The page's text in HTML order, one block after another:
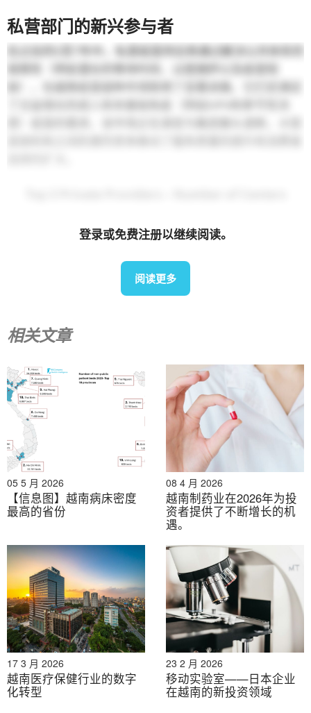
私营部门的新兴参与者
在过去的5至7年中，私营疫苗供应商通过解决公共体系的
局限性（例如漫长的等待时间、过度拥挤以及疫苗短
来源： DNS服务器
越南国家电力公司–全方位服务疫苗接种员
VNVC 目前占据越南私人疫苗接种市场的主导地位，市场
份额约为 46%。该公司运营着越南最大的疫苗接种网
络，在 34 个省市设有 206 个中心。在 Eco Pharma 和
Tam Anh 综合医院的支持下，VNVC 受益于强大的医疗
保健生态系统，使其能够快速扩张，同时保持服务质量并
赢得消费者的信任。
登录或免费注册以继续阅读。
阅读更多
相关文章
05 5 月 2026
【信息图】越南病床密度
最高的省份
08 4 月 2026
越南制药业在2026年为投
资者提供了不断增长的机
遇。
17 3 月 2026
越南医疗保健行业的数字
化转型
23 2 月 2026
移动实验室——日本企业
在越南的新投资领域